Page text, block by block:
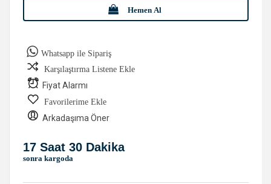
Hemen Al
Whatsapp ile Sipariş
Karşılaştırma Listene Ekle
Fiyat Alarmı
Favorilerime Ekle
Arkadaşıma Öner
17 Saat 30 Dakika
sonra kargoda